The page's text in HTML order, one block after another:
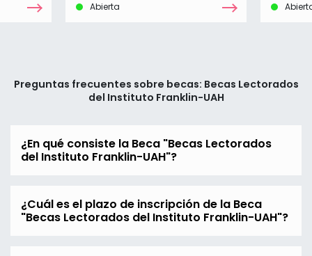
Abierta
Preguntas frecuentes sobre becas: Becas Lectorados
del Instituto Franklin-UAH
¿En qué consiste la Beca "Becas Lectorados
del Instituto Franklin-UAH"?
¿Cuál es el plazo de inscripción de la Beca
"Becas Lectorados del Instituto Franklin-UAH"?